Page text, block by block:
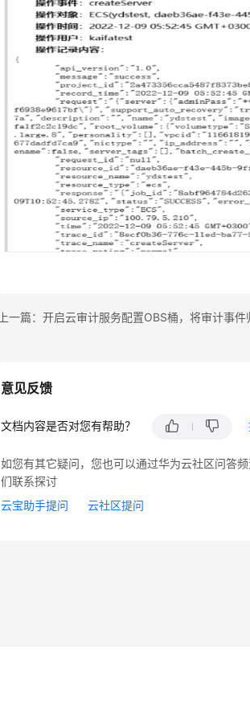
意见反馈
文档内容是否对您有帮助？
如您有其它疑问，您也可以通过华为云社区问答
们联系探讨
云宝助手提问
云社区提问